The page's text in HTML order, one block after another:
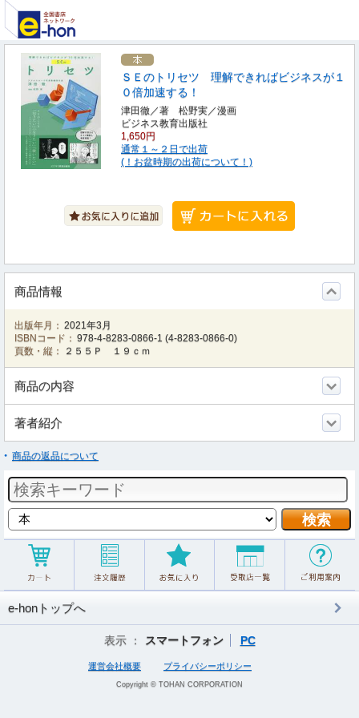
ＳＥのトリセツ 理解できればビジネスが１
０倍加速する！
津田徹／著 松野実／漫画
ビジネス教育出版社
1,650円
通常１～２日で出荷
(！お盆時期の出荷について！)
商品情報
出版年月： 2021年3月
ISBNコード： 978-4-8283-0866-1 (4-8283-0866-0)
頁数・縦：
２５５Ｐ １９ｃｍ
商品の内容
著者紹介
商品の返品について
e-honトップへ
表示 ： スマートフォン PC
運営会社概要 プライバシーポリシー
Copyright © TOHAN CORPORATION